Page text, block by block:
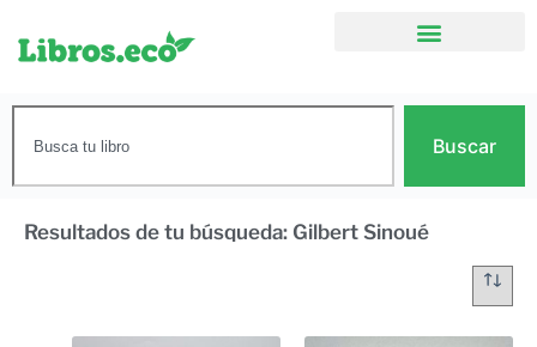
Buscar
Resultados de tu búsqueda: Gilbert Sinoué